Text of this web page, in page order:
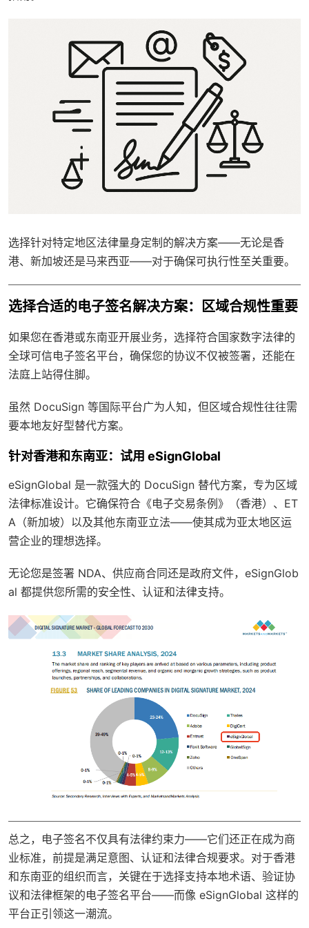
选择针对特定地区法律量身定制的解决方案——无论是香
港、新加坡还是马来西亚——对于确保可执行性至关重要。
选择合适的电子签名解决方案：区域合规性重要
如果您在香港或东南亚开展业务，选择符合国家数字法律的
全球可信电子签名平台，确保您的协议不仅被签署，还能在
法庭上站得住脚。
虽然 DocuSign 等国际平台广为人知，但区域合规性往往需
要本地友好型替代方案。
针对香港和东南亚：试用 eSignGlobal
eSignGlobal 是一款强大的 DocuSign 替代方案，专为区域
法律标准设计。它确保符合《电子交易条例》（香港）、ET
A（新加坡）以及其他东南亚立法——使其成为亚太地区运
营企业的理想选择。
无论您是签署 NDA、供应商合同还是政府文件，eSignGlob
al 都提供您所需的安全性、认证和法律支持。
总之，电子签名不仅具有法律约束力——它们还正在成为商
业标准，前提是满足意图、认证和法律合规要求。对于香港
和东南亚的组织而言，关键在于选择支持本地术语、验证协
议和法律框架的电子签名平台——而像 eSignGlobal 这样的
平台正引领这一潮流。